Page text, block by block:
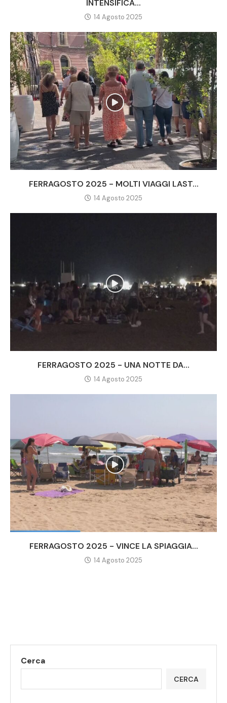
INTENSIFICA...
14 Agosto 2025
FERRAGOSTO 2025 - MOLTI VIAGGI LAST...
14 Agosto 2025
FERRAGOSTO 2025 - UNA NOTTE DA...
14 Agosto 2025
FERRAGOSTO 2025 - VINCE LA SPIAGGIA...
14 Agosto 2025
Cerca
CERCA